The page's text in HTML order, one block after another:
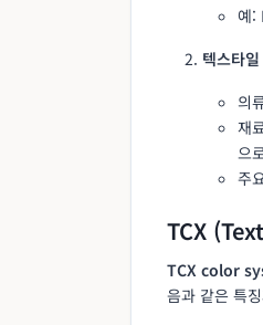
예:
텍스타
의
재
으
주
TCX
TCX color
음과 같은 특